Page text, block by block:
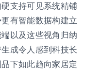
支持可见系统精铺
有智能数据构建立
以及这些视角归纳
成令人感到科技长
下如此趋向家居定